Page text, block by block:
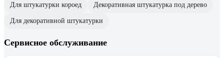
Для штукатурки короед Декоративная штукатурка под дерево
Для декоративной штукатурки
Сервисное обслуживание